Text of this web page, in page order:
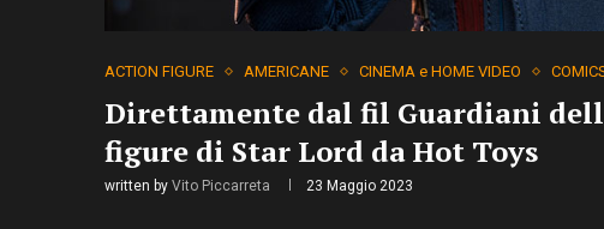
ACTION FIGURE AMERICANE CINEMA e HOME VIDEO
Direttamente dal fil Guardiani
figure di Star Lord da Hot Toys
written by Vito Piccarreta 23 Maggio 2023